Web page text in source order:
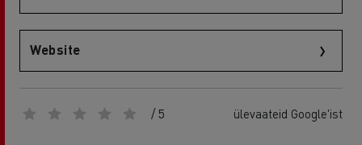
Website
/ 5 ülevaateid Google'ist